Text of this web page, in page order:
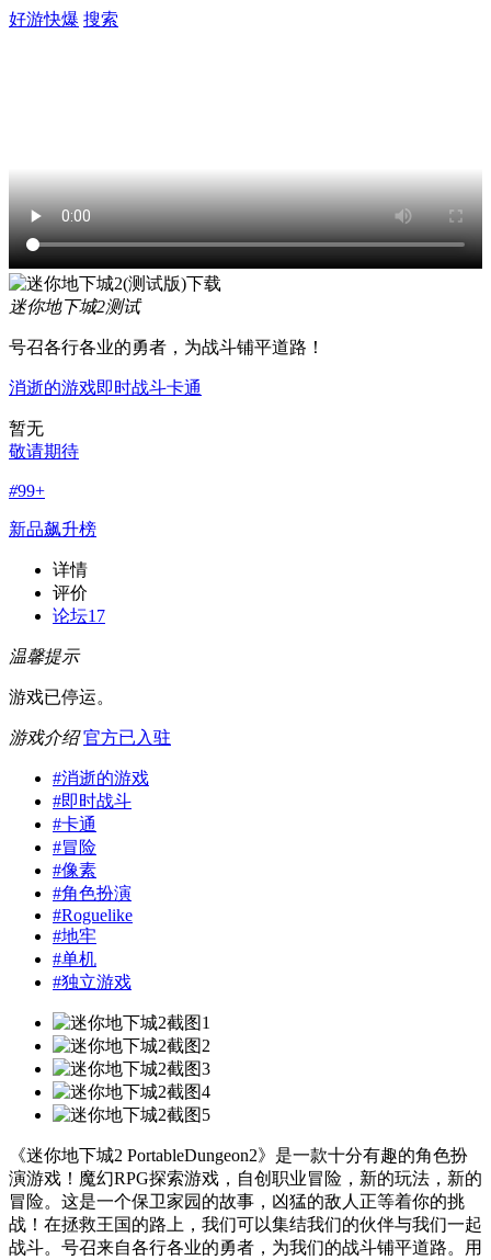
好游快爆 搜索
迷你地下城2测试
号召各行各业的勇者，为战斗铺平道路！
消逝的游戏即时战斗卡通
暂无
敬请期待
#99+
新品飙升榜
详情
评价
论坛17
温馨提示
游戏已停运。
游戏介绍 官方已入驻
#消逝的游戏
#即时战斗
#卡通
#冒险
#像素
#角色扮演
#Roguelike
#地牢
#单机
#独立游戏
《迷你地下城2 PortableDungeon2》是一款十分有趣的角色扮
演游戏！魔幻RPG探索游戏，自创职业冒险，新的玩法，新的
冒险。这是一个保卫家园的故事，凶猛的敌人正等着你的挑
战！在拯救王国的路上，我们可以集结我们的伙伴与我们一起
战斗。号召来自各行各业的勇者，为我们的战斗铺平道路。用